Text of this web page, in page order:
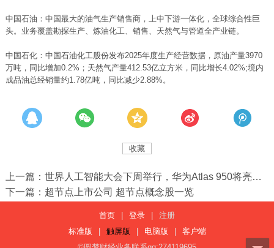
中国石油：中国最大的油气生产销售商，上中下游一体化，全球综合性巨
头。业务覆盖勘探生产、炼油化工、销售、天然气与管道全产业链。
中国石化：中国石油化工股份发布2025年度生产经营数据，原油产量3970
万吨，同比增加0.2%；天然气产量412.53亿立方米，同比增长4.02%;境内
成品油总经销量约1.78亿吨，同比减少2.88%。
收藏
上一篇：世界人工智能大会下周举行，华为Atlas 950将亮相！国产算力芯片或成热点（受益概念股 ...
下一篇：超节点上市公司 超节点概念股一览
首页 登录
注册
标准版
触屏版 电脑版
客户端